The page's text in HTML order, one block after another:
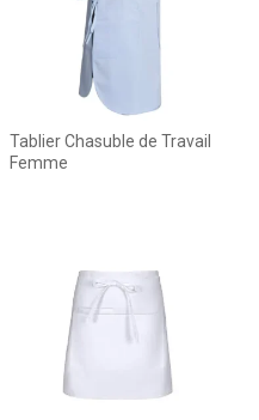
Tablier Chasuble de Travail
Femme